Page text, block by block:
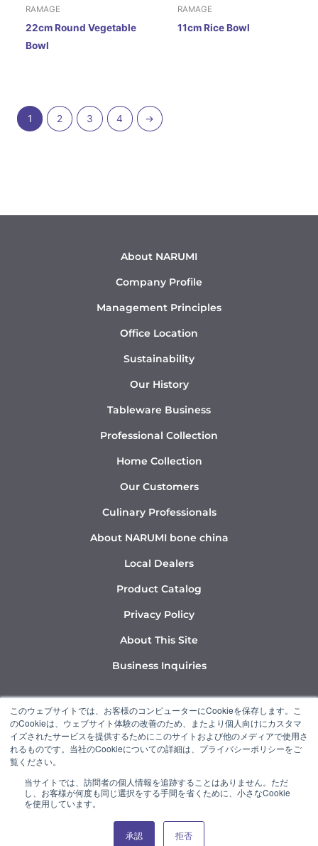
このウェブサイトでは、お客様のコンピューターにCookieを保存します。こ
のCookieは、ウェブサイト体験の改善のため、またより個人向けにカスタマ
イズされたサービスを提供するためにこのサイトおよび他のメディアで使用さ
れるものです。当社のCookieについての詳細は、プライバシーポリシーをご
覧ください。
当サイトでは、訪問者の個人情報を追跡することはありません。ただ
し、お客様が何度も同じ選択をする手間を省くために、小さなCookie
を使用しています。
承認 拒否
RAMAGE
22cm Round Vegetable
Bowl
RAMAGE
11cm Rice Bowl
1 2 3 4 →
About NARUMI
Company Profile
Management Principles
Office Location
Sustainability
Our History
Tableware Business
Professional Collection
Home Collection
Our Customers
Culinary Professionals
About NARUMI bone china
Local Dealers
Product Catalog
Privacy Policy
About This Site
Business Inquiries
Y
o
u
t
b
I
n
s
t
g
a
L
i
n
k
d
“NARUMI” is a member of the Ishizuka Glass Group.
© 2022 NARUMI CORPORATION